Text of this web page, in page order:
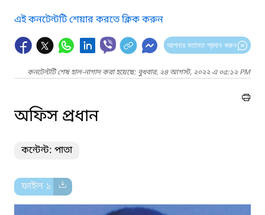
এই কনটেন্টটি শেয়ার করতে ক্লিক করুন
আপনার মতামত প্রদান করুন
কনটেন্টটি শেষ হাল-নাগাদ করা হয়েছে: বুধবার, ২৪ আগস্ট, ২০২২ এ ০৫:১২ PM
অফিস প্রধান
কন্টেন্ট: পাতা
ফাইল ১